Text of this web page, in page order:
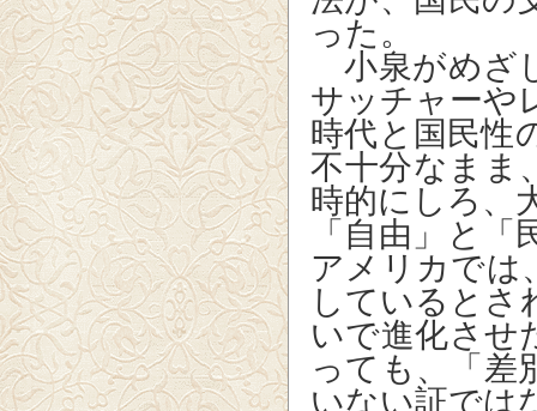
った。
小泉がめざ
サッチャーや
時代と国民性
不十分なまま
時的にしろ、
「自由」と
アメリカでは
しているとさ
いで進化させ
っても、「差
いない証では